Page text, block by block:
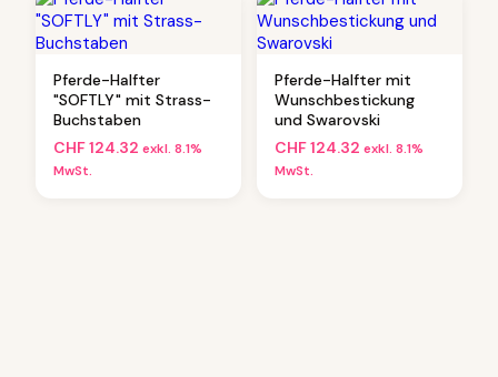
Pferde-Halfter
"SOFTLY" mit Strass-
Buchstaben
CHF124.32 exkl. 8.1%
MwSt.
Pferde-Halfter mit
Wunschbestickung
und Swarovski
CHF124.32 exkl. 8.1%
MwSt.